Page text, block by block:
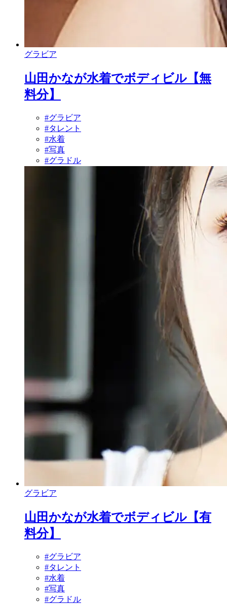
グラビア
山田かなが水着でボディビル【無
料分】
#グラビア
#タレント
#水着
#写真
#グラドル
グラビア
山田かなが水着でボディビル【有
料分】
#グラビア
#タレント
#水着
#写真
#グラドル